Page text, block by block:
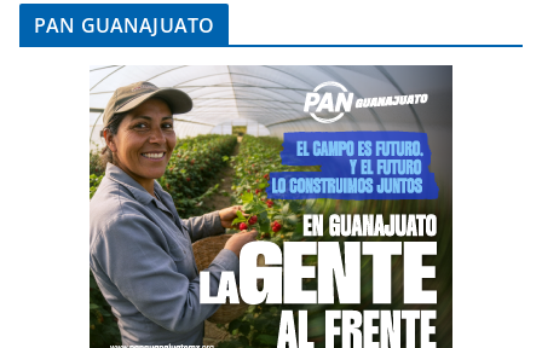
PAN GUANAJUATO